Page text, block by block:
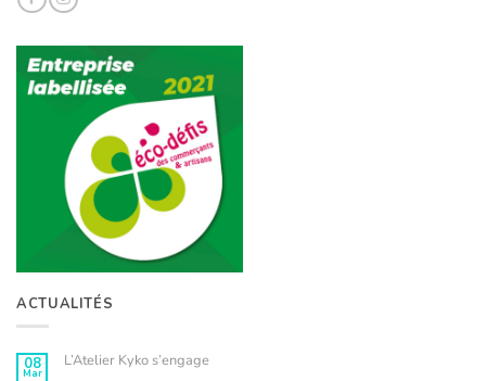
ACTUALITÉS
08
Mar
L’Atelier Kyko s’engage